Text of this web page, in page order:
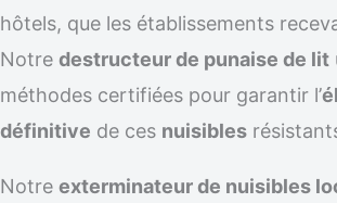
hôtels, que les établissements
Notre destructeur de punaise de lit
méthodes certifiées pour garantir l’
définitive de ces nuisibles
Notre exterminateur de nuisibles